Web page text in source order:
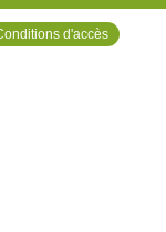
d'accès